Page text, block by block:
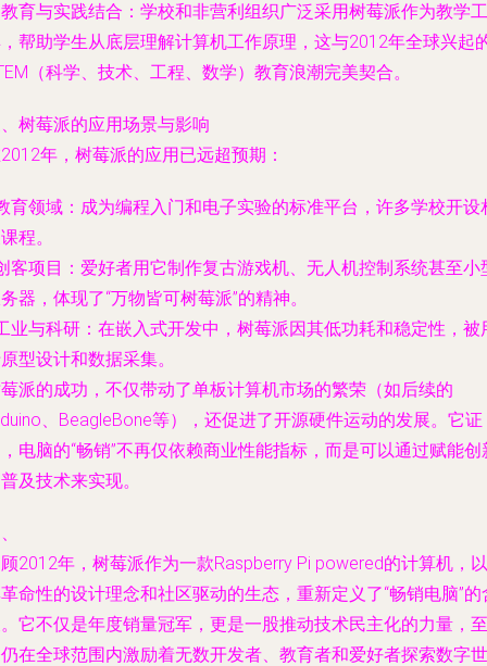
教育与实践结合 ：学校和非营利组织广泛采用树莓派作为教学工
帮助学生从底层理解计算机工作原理，这与2012年全球兴起
（科学、技术、工程、数学）教育浪潮完美契合。
树莓派的应用场景与影响
年，树莓派的应用已远超预期：
育领域 ：成为编程入门和电子实验的标准平台，许多学校开设
程。
客项目 ：爱好者用它制作复古游戏机、无人机控制系统甚至小
器，体现了“万物皆可树莓派”的精神。
业与科研 ：在嵌入式开发中，树莓派因其低功耗和稳定性，被
型设计和数据采集。
派的成功，不仅带动了单板计算机市场的繁荣（如后续的
、BeagleBone等），还促进了开源硬件运动的发展。它证
电脑的“畅销”不再仅依赖商业性能指标，而是可以通过赋能创
及技术来实现。
2012年，树莓派作为一款Raspberry Pi powered的计算机，以
命性的设计理念和社区驱动的生态，重新定义了“畅销电脑”的
它不仅是年度销量冠军，更是一股推动技术民主化的力量，至
在全球范围内激励着无数开发者、教育者和爱好者探索数字世